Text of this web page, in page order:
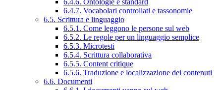
6.4.6. Ontologie e standard
6.4.7. Vocabolari controllati e tassonomie
6.5. Scrittura e linguaggio
6.5.1. Come leggono le persone sul web
6.5.2. Le regole per un linguaggio semplice
6.5.3. Microtesti
6.5.4. Scrittura collaborativa
6.5.5. Content critique
6.5.6. Traduzione e localizzazione dei contenuti
6.6. Documenti